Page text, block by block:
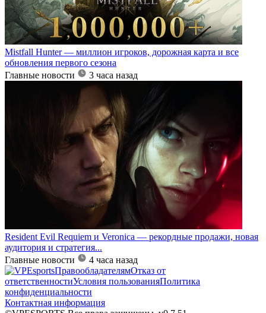
Mistfall Hunter — миллион игроков, дорожная карта и все
обновления первого сезона
Главные новости
3 часа назад
Resident Evil Requiem и Veronica — рекордные продажи, новая
аудитория и стратегия...
Главные новости
4 часа назад
ПравообладателямОтказ от
ответственностиУсловия пользованияПолитика
конфиденциальности
Контактная информация